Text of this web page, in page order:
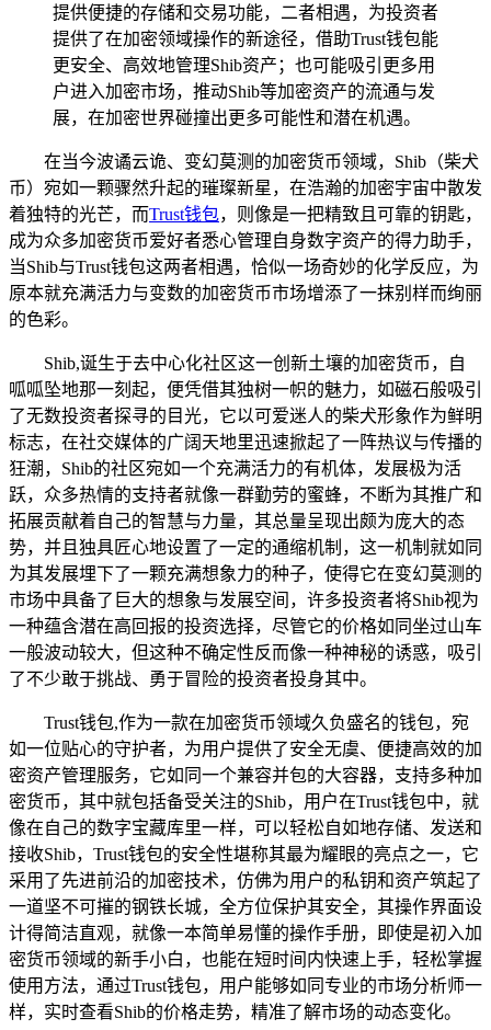
提供便捷的存储和交易功能，二者相遇，为投资者
提供了在加密领域操作的新途径，借助Trust钱包能
更安全、高效地管理Shib资产；也可能吸引更多用
户进入加密市场，推动Shib等加密资产的流通与发
展，在加密世界碰撞出更多可能性和潜在机遇。
在当今波谲云诡、变幻莫测的加密货币领域，Shib（柴犬
币）宛如一颗骤然升起的璀璨新星，在浩瀚的加密宇宙中散发
着独特的光芒，而Trust钱包，则像是一把精致且可靠的钥匙，
成为众多加密货币爱好者悉心管理自身数字资产的得力助手，
当Shib与Trust钱包这两者相遇，恰似一场奇妙的化学反应，为
原本就充满活力与变数的加密货币市场增添了一抹别样而绚丽
的色彩。
Shib,诞生于去中心化社区这一创新土壤的加密货币，自
呱呱坠地那一刻起，便凭借其独树一帜的魅力，如磁石般吸引
了无数投资者探寻的目光，它以可爱迷人的柴犬形象作为鲜明
标志，在社交媒体的广阔天地里迅速掀起了一阵热议与传播的
狂潮，Shib的社区宛如一个充满活力的有机体，发展极为活
跃，众多热情的支持者就像一群勤劳的蜜蜂，不断为其推广和
拓展贡献着自己的智慧与力量，其总量呈现出颇为庞大的态
势，并且独具匠心地设置了一定的通缩机制，这一机制就如同
为其发展埋下了一颗充满想象力的种子，使得它在变幻莫测的
市场中具备了巨大的想象与发展空间，许多投资者将Shib视为
一种蕴含潜在高回报的投资选择，尽管它的价格如同坐过山车
一般波动较大，但这种不确定性反而像一种神秘的诱惑，吸引
了不少敢于挑战、勇于冒险的投资者投身其中。
Trust钱包,作为一款在加密货币领域久负盛名的钱包，宛
如一位贴心的守护者，为用户提供了安全无虞、便捷高效的加
密资产管理服务，它如同一个兼容并包的大容器，支持多种加
密货币，其中就包括备受关注的Shib，用户在Trust钱包中，就
像在自己的数字宝藏库里一样，可以轻松自如地存储、发送和
接收Shib，Trust钱包的安全性堪称其最为耀眼的亮点之一，它
采用了先进前沿的加密技术，仿佛为用户的私钥和资产筑起了
一道坚不可摧的钢铁长城，全方位保护其安全，其操作界面设
计得简洁直观，就像一本简单易懂的操作手册，即使是初入加
密货币领域的新手小白，也能在短时间内快速上手，轻松掌握
使用方法，通过Trust钱包，用户能够如同专业的市场分析师一
样，实时查看Shib的价格走势，精准了解市场的动态变化。